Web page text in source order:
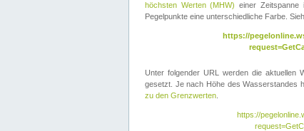
höchsten Werten (MHW) einer
Pegelpunkte eine unterschiedliche Farbe.
https://
Unter folgender URL werden die aktuellen
gesetzt. Je nach Höhe des Wasserstandes
zu den Grenzwerten
https://